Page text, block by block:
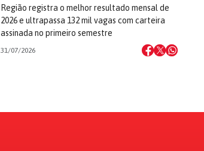
Região registra o melhor resultado mensal de
2026 e ultrapassa 132 mil vagas com carteira
assinada no primeiro semestre
31/07/2026